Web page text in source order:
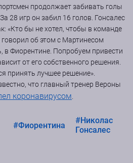
продолжает забивать голы
28 игр он забил 16 голов. Гонсалес
«Кто бы не хотел, чтобы в команде
об этом с Мартинесом
в Фиорентине. Попробуем привести
от его собственного решения.
принять лучшее решение».
что главный тренер Вероны
коронавирусом
#Фиорентина
#Николас
Гонсалес